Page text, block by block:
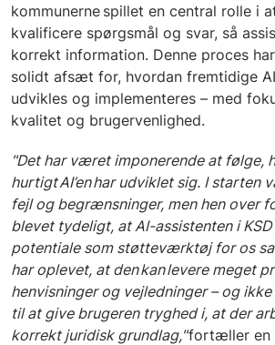
kommunerne spillet en central rolle i
kvalificere spørgsmål og svar, så
korrekt information. Denne proces
solidt afsæt for, hvordan fremtidige
udvikles og implementeres – med
kvalitet og brugervenlighed.
"Det har været imponerende at følge,
hurtigt AI’en har udviklet sig. I starten
fejl og begrænsninger, men hen over
blevet tydeligt, at AI-assistenten i
potentiale som støtteværktøj for os
har oplevet, at den kan levere meget
henvisninger og vejledninger – og
til at give brugeren tryghed i, at der
korrekt juridisk grundlag,"fortæller en